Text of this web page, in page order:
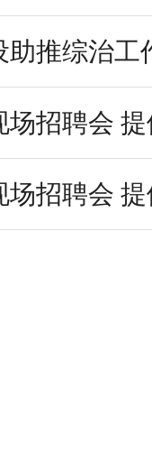
推综治工
招聘会
招聘会